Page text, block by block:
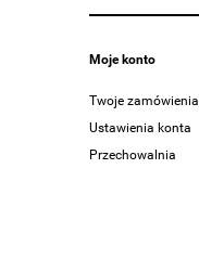
Moje konto
Twoje zamówienia
Ustawienia konta
Przechowalnia